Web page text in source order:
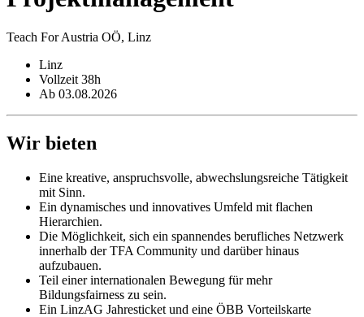
Teach For Austria OÖ, Linz
Linz
Vollzeit 38h
Ab 03.08.2026
Wir bieten
Eine kreative, anspruchsvolle, abwechslungsreiche Tätigkeit
mit Sinn.
Ein dynamisches und innovatives Umfeld mit flachen
Hierarchien.
Die Möglichkeit, sich ein spannendes berufliches Netzwerk
innerhalb der TFA Community und darüber hinaus
aufzubauen.
Teil einer internationalen Bewegung für mehr
Bildungsfairness zu sein.
Ein LinzAG Jahresticket und eine ÖBB Vorteilskarte